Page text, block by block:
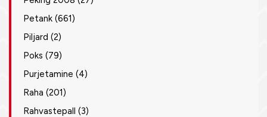
Petank (661)
Piljard (2)
Poks (79)
Purjetamine (4)
Raha (201)
Rahvastepall (3)